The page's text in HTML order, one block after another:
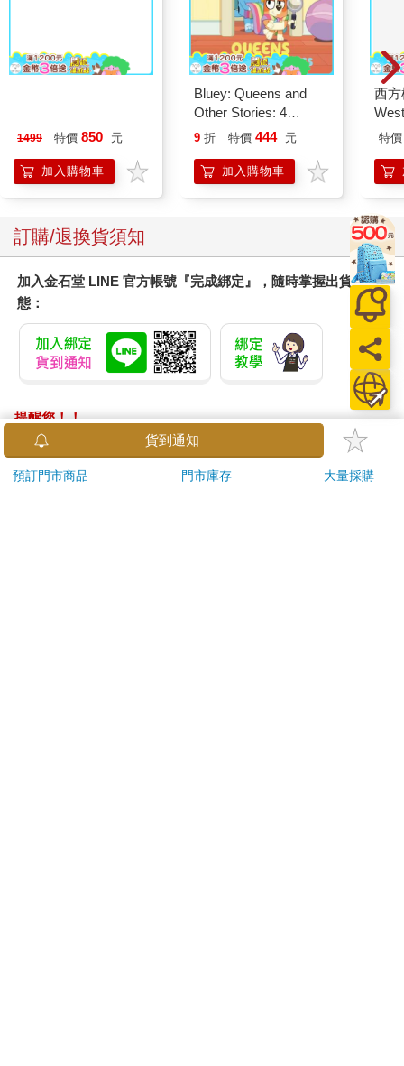
機)
1499 特價 850 元
加入購物車
Bluey: Queens and
Other Stories: 4
Stories in 1 Book.
9 折 特價 444 元
加入購物車
西
BD
特價
訂購/退換貨須知
加入金石堂 LINE 官方帳號『完成綁定』，隨時掌握出貨動
態：
提醒您！！
金石堂及銀行均不會請您操作ATM! 如接獲電話要求您前往
ATM提款機，請不要聽從指示，以免受騙上當！
貨到通知
預訂門市商品 門市庫存 大量採購